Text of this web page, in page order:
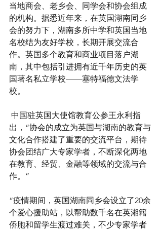
当地商会、老乡会、同学会和协会组成
的机构。据悉近年来，在英国湖南同乡
会的努力下， 湖南多所中学和英国当地
名校结为友好学校，长期开展交流合
作。 英国多个教育和商业项目落户湖
南，其中包括引进拥有近千年历史的英
国著名私立学校——塞特福德文法学
校。
出，“协会的成立为英国与湖南的教育与
文化合作搭建了重要的交流平台，期待
协会团结广大专家学者，不断深化两地
在教育、经贸、金融等领域的交流与合
作。”
“疫情期间，英国湖南同乡会设立了20余
个爱心援助站，以帮助数千名在英湘籍
侨胞和留学生渡过难关，不少专家学者